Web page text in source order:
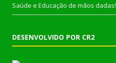
Saúde e Educação de mãos dadas!
DESENVOLVIDO POR CR2